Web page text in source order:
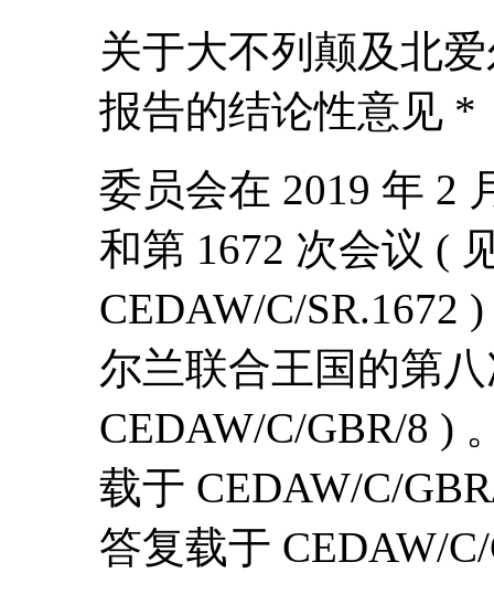
关于大不列颠及北
报告的结论性意见 *
委员会在 2019 年 2
和第 1672 次会议 (
CEDAW/C/SR.1672
尔兰联合王国的第
CEDAW/C/GBR/8 )
载于 CEDAW/C/
答复载于 CEDAW/